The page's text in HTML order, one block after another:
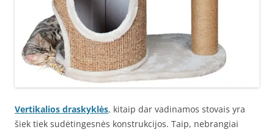
Vertikalios draskyklės, kitaip dar vadinamos stovais yra
šiek tiek sudėtingesnės konstrukcijos. Taip, nebrangiai